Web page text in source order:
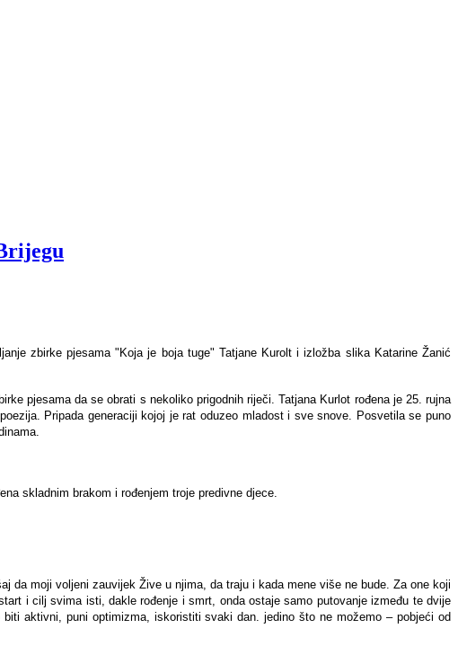
zbirke pjesama "Koja je boja tuge" Tatjane Kurolt i izložba slika Katarine Žanić
pjesama da se obrati s nekoliko prigodnih riječi. Tatjana Kurlot rođena je 25. rujna
Pripada generaciji kojoj je rat oduzeo mladost i sve snove. Posvetila se puno
skladnim brakom i rođenjem troje predivne djece.
da moji voljeni zauvijek Žive u njima, da traju i kada mene više ne bude. Za one koji
i cilj svima isti, dakle rođenje i smrt, onda ostaje samo putovanje između te dvije
aktivni, puni optimizma, iskoristiti svaki dan. jedino što ne možemo – pobjeći od